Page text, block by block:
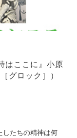
はここに』小原
グロック］）
したちの精神は何